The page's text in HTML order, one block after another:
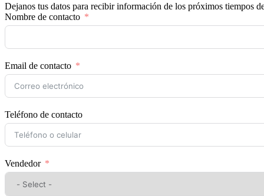
Dejanos tus datos para recibir información de los próximos tiempos
Nombre de contacto
Email de contacto
Teléfono de contacto
Vendedor